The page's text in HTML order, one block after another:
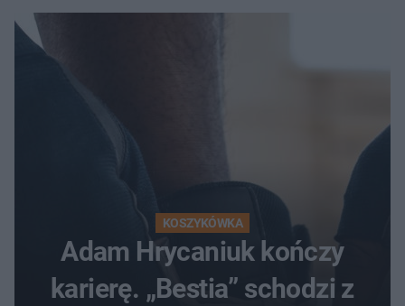
KOSZYKÓWKA
Adam Hrycaniuk kończy
karierę. „Bestia” schodzi z